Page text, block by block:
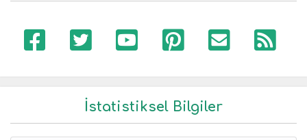
İstatistiksel Bilgiler